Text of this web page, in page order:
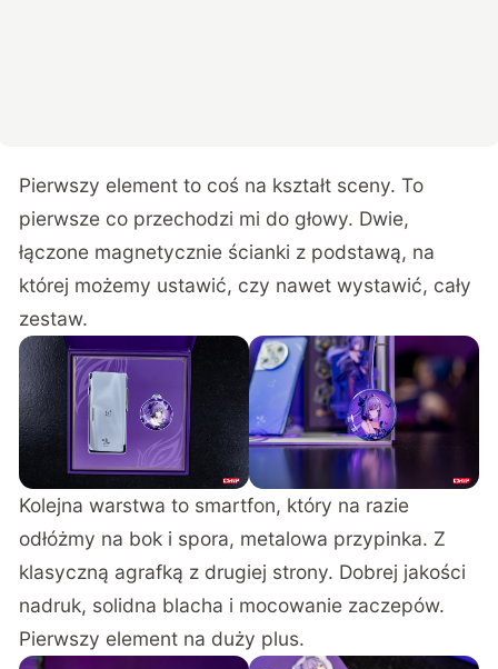
Pierwszy element to coś na kształt sceny. To
pierwsze co przechodzi mi do głowy. Dwie,
łączone magnetycznie ścianki z podstawą, na
której możemy ustawić, czy nawet wystawić, cały
zestaw.
Kolejna warstwa to smartfon, który na razie
odłóżmy na bok i spora, metalowa przypinka. Z
klasyczną agrafką z drugiej strony. Dobrej jakości
nadruk, solidna blacha i mocowanie zaczepów.
Pierwszy element na duży plus.